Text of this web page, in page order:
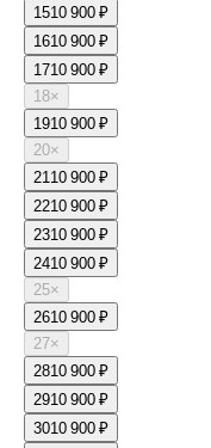
1510 900 ₽
1610 900 ₽
1710 900 ₽
18×
1910 900 ₽
20×
2110 900 ₽
2210 900 ₽
2310 900 ₽
2410 900 ₽
25×
2610 900 ₽
27×
2810 900 ₽
2910 900 ₽
3010 900 ₽